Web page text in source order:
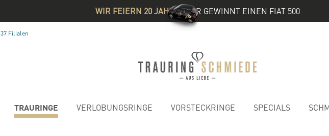
WIR FEIERN 20 JAHRE& IHR GEWINNT EINEN FIAT 500
37 Filialen
TRAURINGE VERLOBUNGSRINGE VORSTECKRINGE SPECIALS